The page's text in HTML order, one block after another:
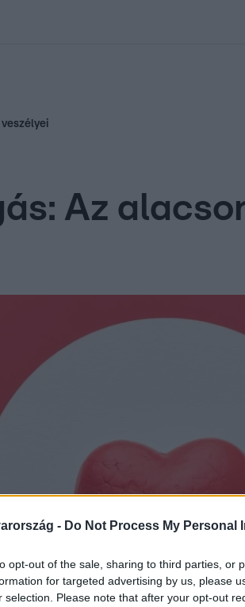
- Do Not Process My Personal
opt-out of the sale, sharing to third parties, or
for targeted advertising by us, please
selection. Please note that after your opt-out
veszélyei
Az